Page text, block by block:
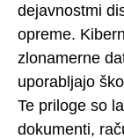
dejavnostmi
opreme.
zlonamerne
uporabljajo
Te priloge so
dokumenti,